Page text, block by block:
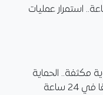
خلال 24 ساعة.. استمرار عمليات
مكثفة.. الحماية